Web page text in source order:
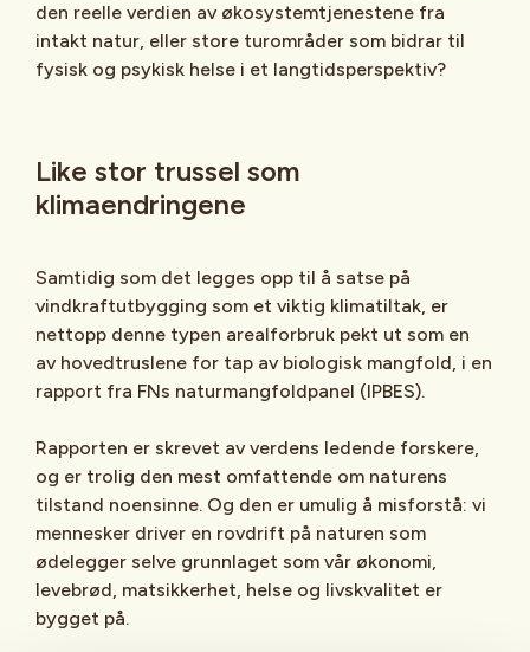
den reelle verdien av økosystemtjenestene fra
intakt natur, eller store turområder som bidrar til
fysisk og psykisk helse i et langtidsperspektiv?
Like stor trussel som
klimaendringene
Samtidig som det legges opp til å satse på
vindkraftutbygging som et viktig klimatiltak, er
nettopp denne typen arealforbruk pekt ut som en
av hovedtruslene for tap av biologisk mangfold, i en
rapport fra FNs naturmangfoldpanel (IPBES).
Rapporten er skrevet av verdens ledende forskere,
og er trolig den mest omfattende om naturens
tilstand noensinne. Og den er umulig å misforstå: vi
mennesker driver en rovdrift på naturen som
ødelegger selve grunnlaget som vår økonomi,
levebrød, matsikkerhet, helse og livskvalitet er
bygget på.